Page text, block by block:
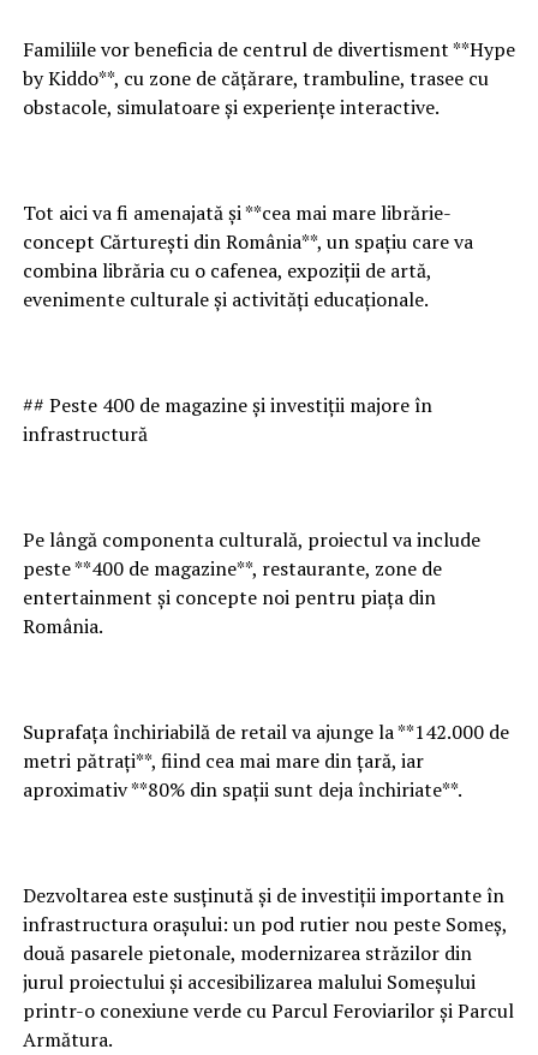
Familiile vor beneficia de centrul de divertisment **Hype
by Kiddo**, cu zone de cățărare, trambuline, trasee cu
obstacole, simulatoare și experiențe interactive.
Tot aici va fi amenajată și **cea mai mare librărie-
concept Cărturești din România**, un spațiu care va
combina librăria cu o cafenea, expoziții de artă,
evenimente culturale și activități educaționale.
## Peste 400 de magazine și investiții majore în
infrastructură
Pe lângă componenta culturală, proiectul va include
peste **400 de magazine**, restaurante, zone de
entertainment și concepte noi pentru piața din
România.
Suprafața închiriabilă de retail va ajunge la **142.000 de
metri pătrați**, fiind cea mai mare din țară, iar
aproximativ **80% din spații sunt deja închiriate**.
Dezvoltarea este susținută și de investiții importante în
infrastructura orașului: un pod rutier nou peste Someș,
două pasarele pietonale, modernizarea străzilor din
jurul proiectului și accesibilizarea malului Someșului
printr-o conexiune verde cu Parcul Feroviarilor și Parcul
Armătura.